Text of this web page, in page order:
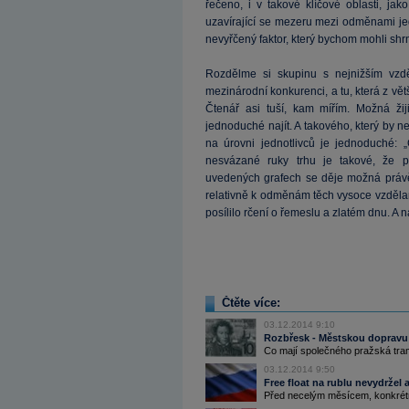
řečeno, i v takové klíčové oblasti,
uzavírající se mezeru mezi odměnami
nevyřčený faktor, který bychom mohli
Rozdělme si skupinu s nejnižším
mezinárodní konkurenci, a tu, která z
Čtenář asi tuší, kam mířím. Možná
jednoduché najít. A takového, který by
na úrovni jednotlivců je jednoduché:
nesvázané ruky trhu je takové, že
uvedených grafech se děje možná
relativně k odměnám těch vysoce
posílilo rčení o řemeslu a zlatém dnu. A
Čtěte více:
03.12.2014 9:10
Rozbřesk - Městskou
Co mají společného pražská
03.12.2014 9:50
Free float na rublu nevydržel
Před necelým měsícem,